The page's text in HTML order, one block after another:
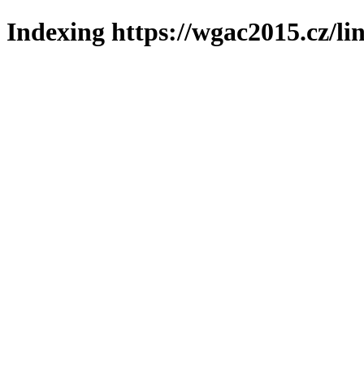
Indexing https://wgac2015.cz/